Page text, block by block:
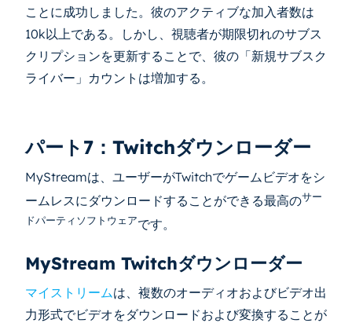
ことに成功しました。彼のアクティブな加入者数は
10k以上である。しかし、視聴者が期限切れのサブス
クリプションを更新することで、彼の「新規サブスク
ライバー」カウントは増加する。
パート7：Twitchダウンローダー
MyStreamは、ユーザーがTwitchでゲームビデオをシ
ームレスにダウンロードすることができる最高のサー
ドパーティソフトウェアです。
MyStream Twitchダウンローダー
マイストリームは、複数のオーディオおよびビデオ出
力形式でビデオをダウンロードおよび変換することが